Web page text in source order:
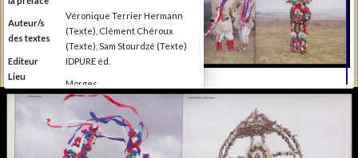
Auteur/s
des textes
Véronique Terrier Hermann
(Texte), Clément Chéroux
(Texte), Sam Stourdzé (Texte)
Editeur
IDPURE éd.
Lieu
d'édition
Morges
Production du Musée de
l'Elysée Else se définit comme